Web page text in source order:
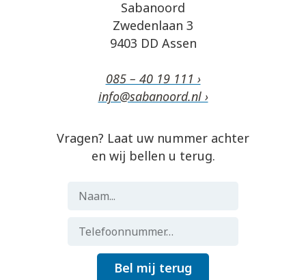
Sabanoord
Zwedenlaan 3
9403 DD Assen
085 – 40 19 111 ›
info@sabanoord.nl ›
Vragen? Laat uw nummer achter
en wij bellen u terug.
Bel mij terug